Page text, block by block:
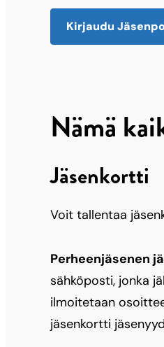
Kirjaudu
Nämä
Jäsenkortti
Voit tallentaa
Perheenjäsenen
sähköposti, jonka
ilmoitetaan
jäsenkortti